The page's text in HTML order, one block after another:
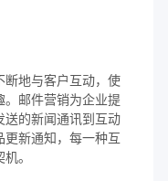
断地与客户互动，使
。邮件营销为企业提
送的新闻通讯到互动
更新通知，每一种互
。